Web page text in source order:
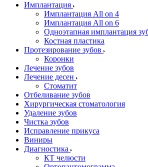
Имплантация
Имплантация All on 4
Имплантация All on 6
Одноэтапная имплантация
Костная пластика
Протезирование зубов
Коронки
Лечение зубов
Лечение десен
Стоматит
Отбеливание зубов
Хирургическая стоматология
Удаление зубов
Чистка зубов
Исправление прикуса
Виниры
Диагностика
КТ челюсти